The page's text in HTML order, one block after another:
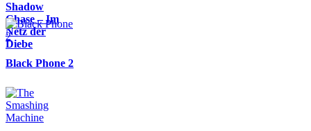
Shadow
Chase – Im
Netz der
Diebe
Black Phone 2